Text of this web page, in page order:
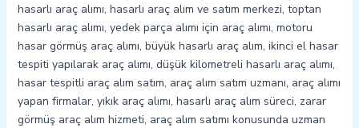
hasarlı araç alımı, hasarlı araç alım ve satım merkezi, toptan
hasarlı araç alımı, yedek parça alımı için araç alımı, motoru
hasar görmüş araç alımı, büyük hasarlı araç alım, ikinci el hasar
tespiti yapılarak araç alımı, düşük kilometreli hasarlı araç alımı,
hasar tespitli araç alım satım, araç alım satım uzmanı, araç alımı
yapan firmalar, yıkık araç alımı, hasarlı araç alım süreci, zarar
görmüş araç alım hizmeti, araç alım satımı konusunda uzman